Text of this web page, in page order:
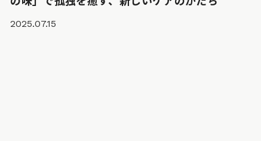
2025.07.15